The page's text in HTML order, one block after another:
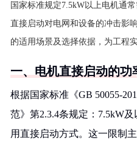
国家标准规定7.5kW以上电机通
直接启动对电网和设备的冲击影
的适用场景及选择依据，为工程
一、电机直接启动的功
根据国家标准《GB 50055-
范》第2.3.4条规定：7.5kW
用直接启动方式。这一限制